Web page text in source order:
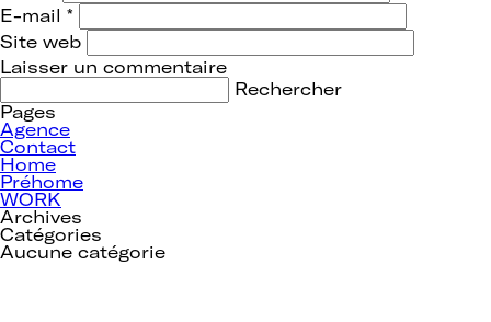
E-mail *
Site web
Rechercher :
Pages
Agence
Contact
Home
Préhome
WORK
Archives
Catégories
Aucune catégorie